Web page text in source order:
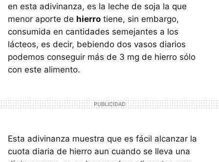
en esta adivinanza, es la leche de soja la que
menor aporte de hierro tiene, sin embargo,
consumida en cantidades semejantes a los
lácteos, es decir, bebiendo dos vasos diarios
podemos conseguir más de 3 mg de hierro sólo
con este alimento.
Esta adivinanza muestra que es fácil alcanzar la
cuota diaria de hierro aun cuando se lleva una